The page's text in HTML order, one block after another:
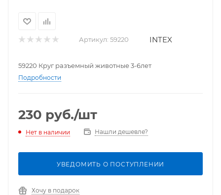
Артикул: 59220 INTEX
59220 Круг разъемный животные 3-6лет
Подробности
230 руб./шт
Нет в наличии Нашли дешевле?
УВЕДОМИТЬ О ПОСТУПЛЕНИИ
Хочу в подарок